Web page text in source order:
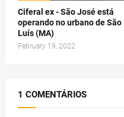
Ciferal ex - São José está
operando no urbano de São
Luís (MA)
February 19, 2022
1 COMENTÁRIOS